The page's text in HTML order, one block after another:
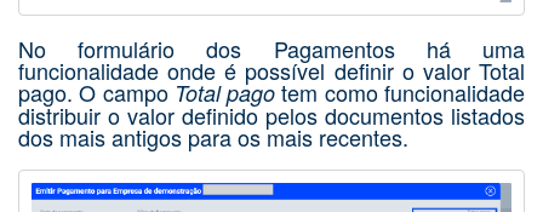
No formulário dos Pagamentos há uma
funcionalidade onde é possível definir o valor Total
pago. O campo Total pago tem como funcionalidade
distribuir o valor definido pelos documentos listados
dos mais antigos para os mais recentes.